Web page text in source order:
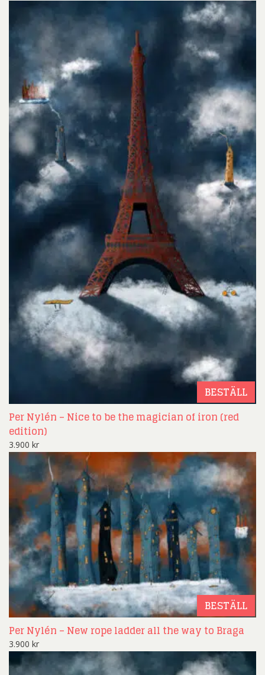
BESTÄLL
Per Nylén – Nice to be the magician of iron (red
edition)
3.900 kr
BESTÄLL
Per Nylén – New rope ladder all the way to Braga
3.900 kr